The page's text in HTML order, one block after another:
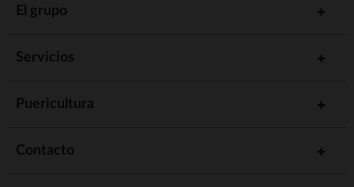
El grupo
Servicios
Puericultura
Contacto